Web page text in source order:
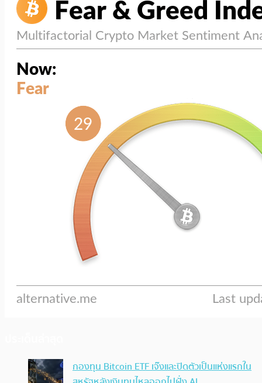
กองทุน Bitcoin ETF เจ๊งและปิดตัวเป็นแห่งแรกใน